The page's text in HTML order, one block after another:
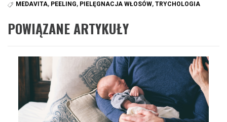
MEDAVITA, PEELING, PIELĘGNACJA WŁOSÓW, TRYCHOLOGIA
POWIĄZANE ARTYKUŁY